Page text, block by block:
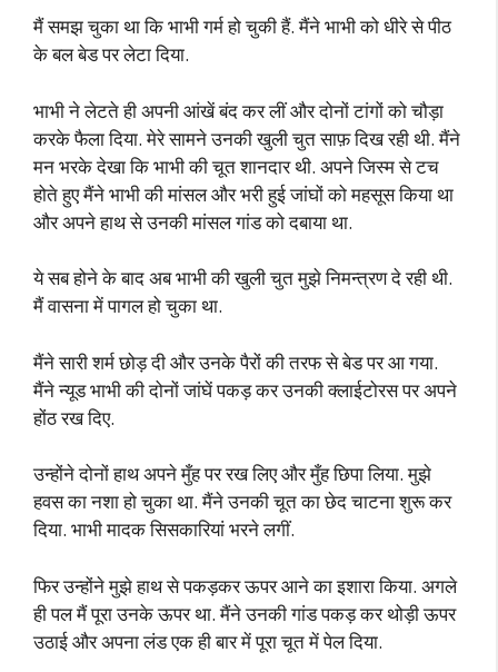
मैं समझ चुका था कि भाभी गर्म हो चुकी हैं. मैंने भाभी को धीरे से पीठ
के बल बेड पर लेटा दिया.
भाभी ने लेटते ही अपनी आंखें बंद कर लीं और दोनों टांगों को चौड़ा
करके फैला दिया. मेरे सामने उनकी खुली चुत साफ़ दिख रही थी. मैंने
मन भरके देखा कि भाभी की चूत शानदार थी. अपने जिस्म से टच
होते हुए मैंने भाभी की मांसल और भरी हुई जांघों को महसूस किया था
और अपने हाथ से उनकी मांसल गांड को दबाया था.
ये सब होने के बाद अब भाभी की खुली चुत मुझे निमन्त्रण दे रही थी.
मैं वासना में पागल हो चुका था.
मैंने सारी शर्म छोड़ दी और उनके पैरों की तरफ से बेड पर आ गया.
मैंने न्यूड भाभी की दोनों जांघें पकड़ कर उनकी क्लाईटोरस पर अपने
होंठ रख दिए.
उन्होंने दोनों हाथ अपने मुँह पर रख लिए और मुँह छिपा लिया. मुझे
हवस का नशा हो चुका था. मैंने उनकी चूत का छेद चाटना शुरू कर
दिया. भाभी मादक सिसकारियां भरने लगीं.
फिर उन्होंने मुझे हाथ से पकड़कर ऊपर आने का इशारा किया. अगले
ही पल मैं पूरा उनके ऊपर था. मैंने उनकी गांड पकड़ कर थोड़ी ऊपर
उठाई और अपना लंड एक ही बार में पूरा चूत में पेल दिया.